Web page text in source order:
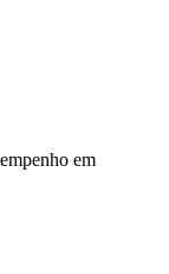
em